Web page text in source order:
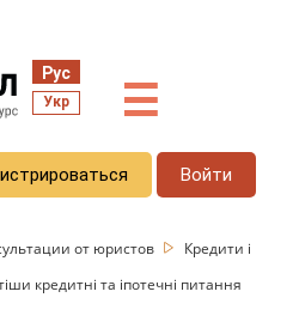
Рус
Укр ☰
Войти
от юристов
Кредити і
кредитні та іпотечні питання